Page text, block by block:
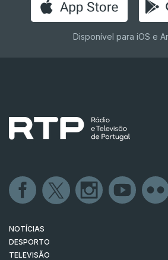
Disponível para iOS e
NOTÍCIAS
DESPORTO
TELEVISÃO